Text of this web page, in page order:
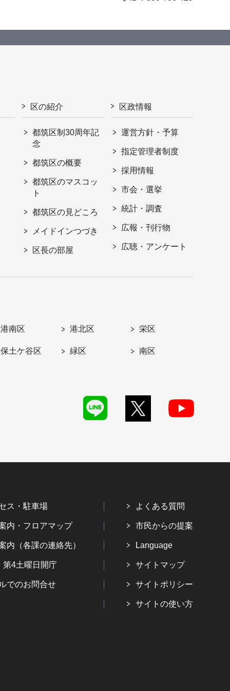
区の紹介
都筑区制30周年記
念
都筑区の概要
都筑区のマスコッ
ト
都筑区の見どころ
メイドインつづき
区長の部屋
区政情報
運営方針・予算
指定管理者制度
採用情報
市会・選挙
統計・調査
広報・刊行物
広聴・アンケート
港南区 港北区 栄区
保土ケ谷区 緑区 南区
ス・駐車場
内・フロアマップ
内（各課の連絡先）
第4土曜日開庁
でのお問合せ
よくある質問
市民からの提案
Language
サイトマップ
サイトポリシー
サイトの使い方